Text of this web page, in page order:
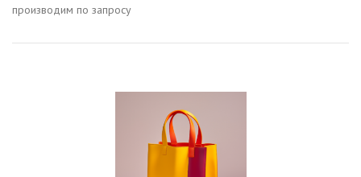
производим по запросу